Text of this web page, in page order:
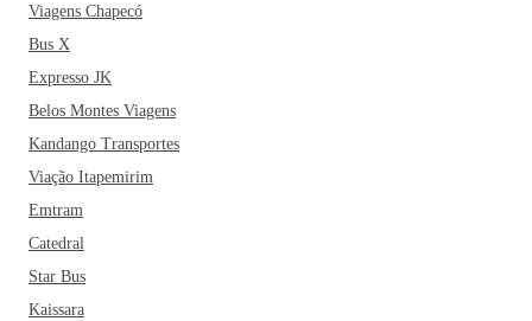
Viagens Chapecó
Bus X
Expresso JK
Belos Montes Viagens
Kandango Transportes
Viação Itapemirim
Emtram
Catedral
Star Bus
Kaissara